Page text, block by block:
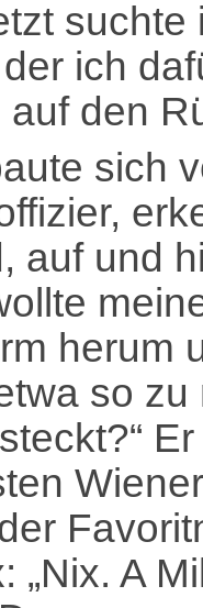
ich
den
sich
auf und
herum
so
„Nix. A